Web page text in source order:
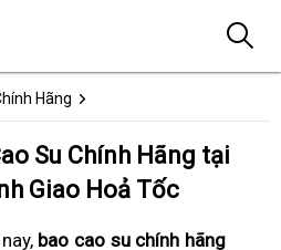
Hãng
Su Chính Hãng tại
Giao Hoả Tốc
bao cao su chính hãng